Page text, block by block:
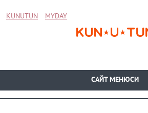
KUNUTUN MYDAY
CАЙТ МЕНЮСИ